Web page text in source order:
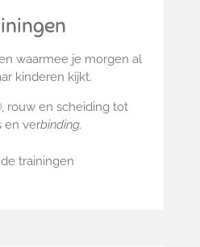
waarmee je morgen al
kinderen kijkt.
rouw en scheiding tot
en verbinding.
trainingen